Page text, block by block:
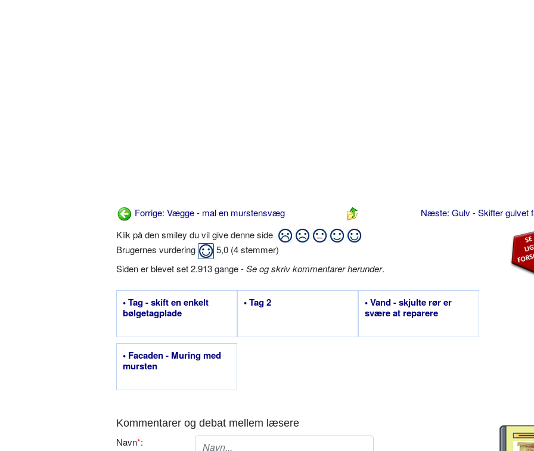
Forrige: Vægge - mal en murstensvæg
Næste: Gulv - Skifter gulvet
Klik på den smiley du vil give denne side
Brugernes vurdering
5,0 (4stemmer)
Siden er blevet set 2.913 gange -Se og skriv kommentarer herunder.
• Tag - skift en enkelt
bølgetagplade
• Tag 2
• Vand - skjulte rør er
svære at reparere
• Facaden - Muring med
mursten
Kommentarer og debat mellem læsere
Navn*: